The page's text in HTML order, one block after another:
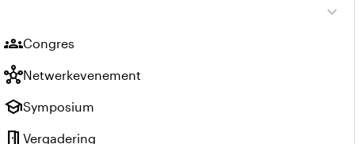
expand_more
groupsCongres
hubNetwerkevenement
schoolSymposium
meeting_roomVergadering